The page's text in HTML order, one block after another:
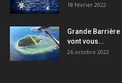
18 février 2022
Grande Barrière
vont vous...
26 octobre 2022